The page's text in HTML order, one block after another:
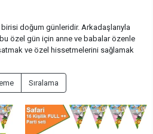
doğum günleridir. Arkadaşlarıyla
özel gün için anne ve babalar özenle
ve özel hissetmelerini sağlamak
en önemli nokta konsept seçimidir. Bu
günü partisi için doğru bir seçim
Sıralama